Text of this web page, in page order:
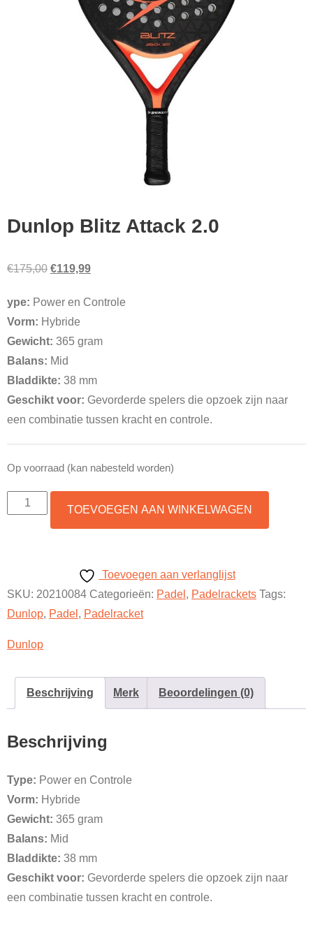
Dunlop Blitz Attack 2.0
€175,00 Oorspronkelijke
was:
€175,00.
€119,99Huidige
is:
ype: Power en Controle
Vorm: Hybride
Gewicht: 365 gram
Balans: Mid
Bladdikte: 38 mm
Geschikt voor: Gevorderde spelers die opzoek zijn naar
een combinatie tussen kracht en controle.
Op voorraad (kan nabesteld worden)
Dunlop
TOEVOEGEN AAN WINKELWAGEN
Toevoegen aan verlanglijst
SKU: 20210084 Categorieën: Padel , Padelrackets Tags:
Dunlop, Padel , Padelracket
Dunlop
Beschrijving Merk Beoordelingen (0)
Beschrijving
Type: Power en Controle
Vorm: Hybride
Gewicht: 365 gram
Balans: Mid
Bladdikte: 38 mm
Geschikt voor: Gevorderde spelers die opzoek zijn naar
een combinatie tussen kracht en controle.